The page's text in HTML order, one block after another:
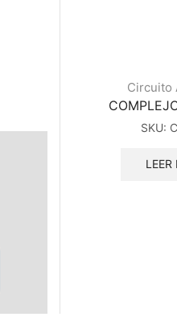
Circuito
SKU:
LEER